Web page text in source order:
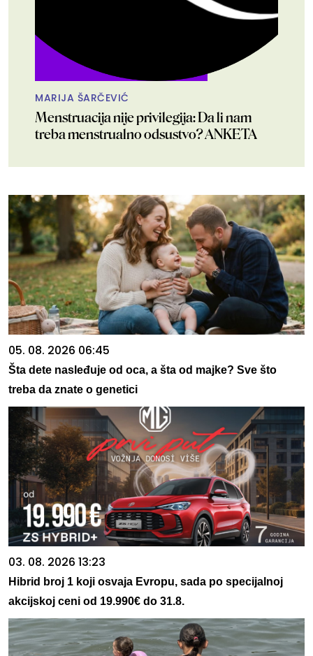
MARIJA ŠARČEVIĆ
Menstruacija nije privilegija: Da li nam
treba menstrualno odsustvo? ANKETA
05. 08. 2026 06:45
Šta dete nasleđuje od oca, a šta od majke? Sve što
treba da znate o genetici
03. 08. 2026 13:23
Hibrid broj 1 koji osvaja Evropu, sada po specijalnoj
akcijskoj ceni od 19.990€ do 31.8.